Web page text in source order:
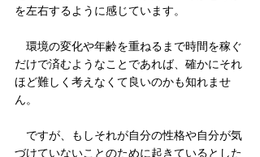
を左右するように感じています。
環境の変化や年齢を重ねるまで時間を稼ぐ
だけで済むようなことであれば、確かにそれ
ほど難しく考えなくて良いのかも知れませ
ん。
ですが、もしそれが自分の性格や自分が気
づけていないことのために起きているとした